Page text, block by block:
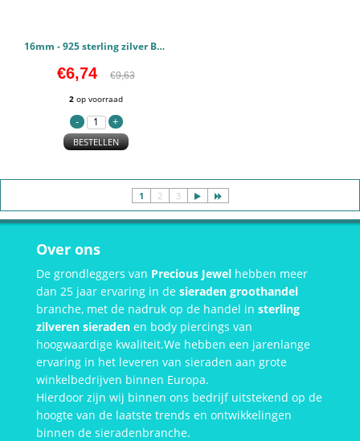
16mm - 925 sterling zilver Bali oorbellen PCJW37302
€6,74 €9,63
2 op voorraad
BESTELLEN
1 2 3
Over ons
De grondleggers van Precious Jewel hebben meer
dan 25 jaar ervaring in de sieraden groothandel
branche, met de nadruk op de handel in sterling
zilveren sieraden en body piercings van
hoogwaardige kwaliteit.We hebben een jarenlange
ervaring in het leveren van sieraden aan grote
winkelbedrijven binnen Europa.
Hierdoor zijn wij binnen ons bedrijf uitstekend op de
hoogte van de laatste trends en ontwikkelingen
binnen de sieradenbranche.